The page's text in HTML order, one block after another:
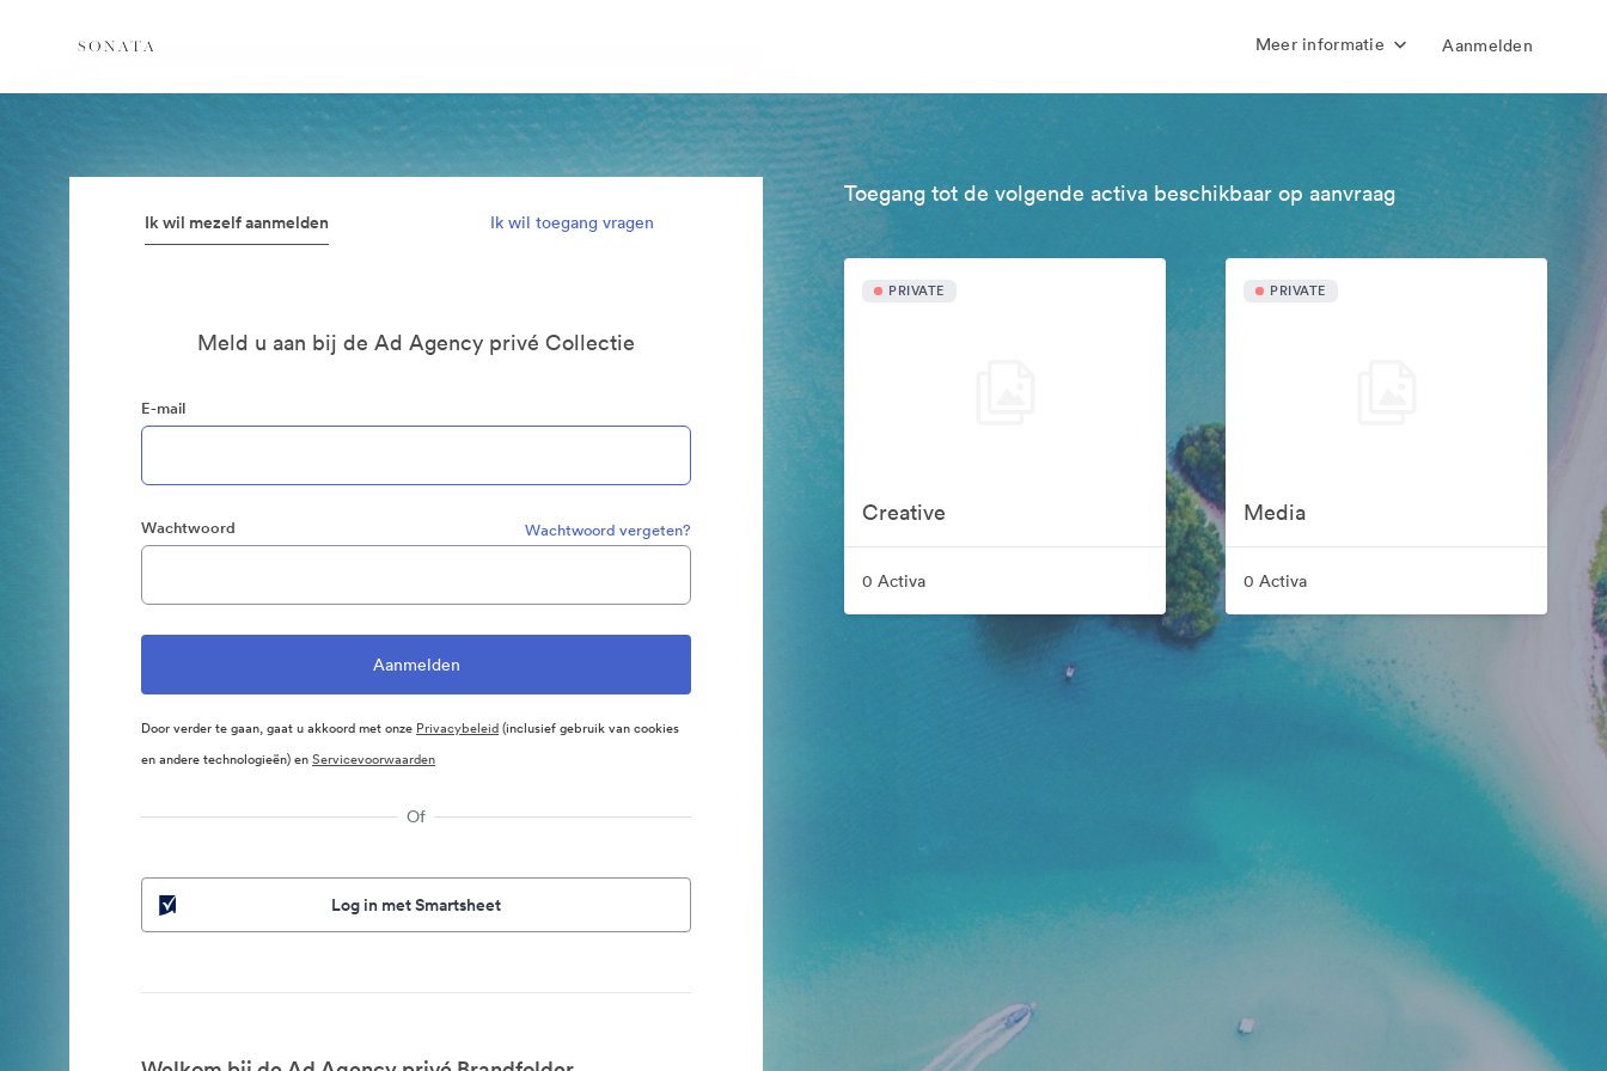
Meer informatie Aanmelden
Ik wil mezelf aanmelden Ik wil toegang vragen
Meld u aan bij de Ad Agency privé Collectie
E-mail
Wachtwoord Wachtwoord vergeten?
Door verder te gaan, gaat u akkoord met onze Privacybeleid(inclusief gebruik van cookies
en andere technologieën) enServicevoorwaarden
Of
Log in met Smartsheet
Toegang tot de volgende activa beschikbaar op aanvraag
PRIVATE
Creative
0 Activa
PRIVATE
Media
0 Activa